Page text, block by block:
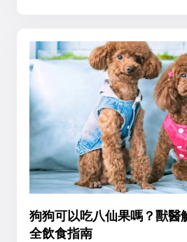
狗狗可以吃八仙果嗎？獸醫
全飲食指南